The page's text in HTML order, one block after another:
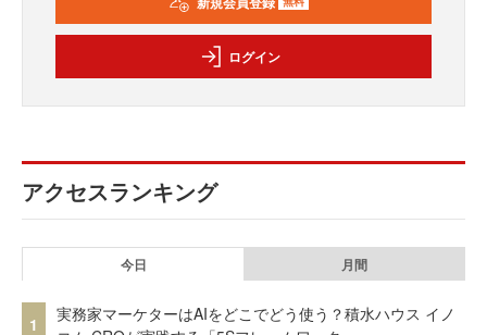
ログイン
アクセスランキング
今日 月間
1
実務家マーケターはAIをどこでどう使う？積水ハウス イノ